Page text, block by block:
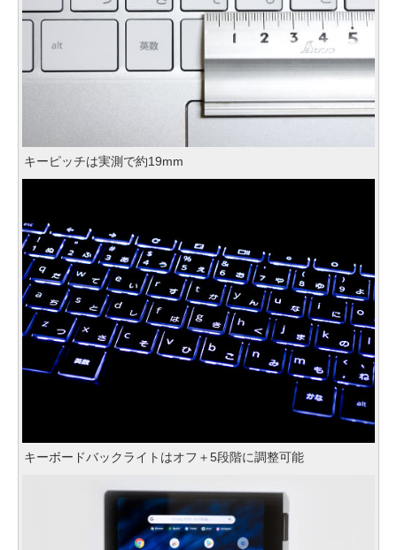
キーピッチは実測で約19mm
キーボードバックライトはオフ＋5段階に調整可能